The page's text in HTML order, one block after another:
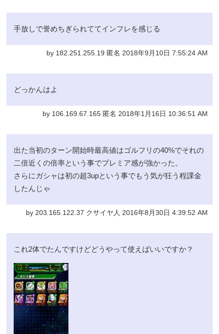
手放しで誉めちぎられててインフレを感じる
by 182.251.255.19 匿名 2018年9月10日 7:55:24 AM
どっかんはよ
by 106.169.67.165 匿名 2018年1月16日 10:36:51 AM
出た当初のターン開始時最高値はゴルフリの40%でそれの
二倍近くの倍率という事でプレミア感が強かった。
さらにガシャは初の超3upという事でもう気が狂う程課金
したんじゃ
by 203.165.122.37 クサイヤ人 2016年8月30日 4:39:52 AM
これ2体でたんですけどどうやって使えばいいですか？